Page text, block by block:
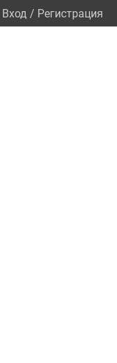
Вход / Регистрация